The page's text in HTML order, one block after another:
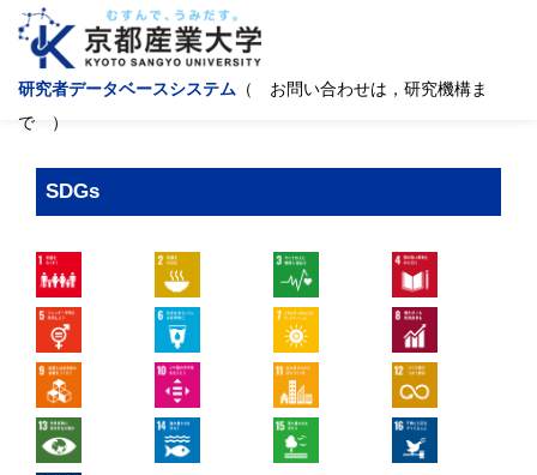
研究者データベースシステム （ お問い合わせは，研究機構ま
で ）
SDGs